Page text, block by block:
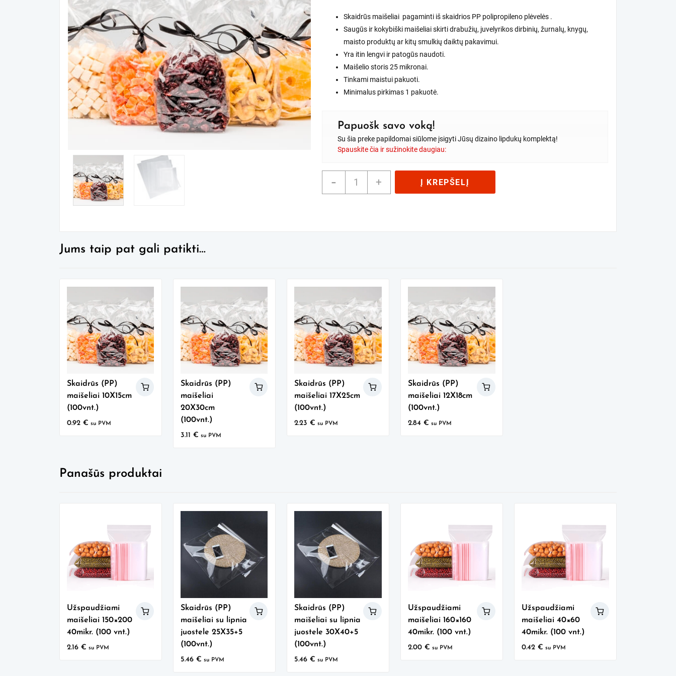
Skaidrūs maišeliai pagaminti iš skaidrios PP polipropileno plėvelės .
Saugūs ir kokybiški maišeliai skirti drabužių, juvelyrikos dirbinių, žurnalų, knygų,
maisto produktų ar kitų smulkių daiktų pakavimui.
Yra itin lengvi ir patogūs naudoti.
Maišelio storis 25 mikronai.
Tinkami maistui pakuoti.
Minimalus pirkimas 1 pakuotė.
Papuošk savo voką!
Su šia preke papildomai siūlome įsigyti Jūsų dizaino lipdukų komplektą!
Spauskite čia ir sužinokite daugiau:
-
kiekis:
Skaidrūs
+ Į KREPŠELĮ
Jums taip pat gali patikti…
Skaidrūs (PP)
maišeliai 10X15cm
(100vnt.)
0.92€ su PVM
Skaidrūs (PP)
maišeliai
20X30cm
(100vnt.)
3.11€ su PVM
Skaidrūs (PP)
maišeliai 17X25cm
(100vnt.)
2.23€ su PVM
Skaidrūs (PP)
maišeliai 12X18cm
(100vnt.)
2.84€ su PVM
Panašūs produktai
Užspaudžiami
maišeliai 150×200
40mikr. (100 vnt.)
2.16€ su PVM
Skaidrūs (PP)
maišeliai su lipnia
juostele 25X35+5
(100vnt.)
5.46€ su PVM
Skaidrūs (PP)
maišeliai su lipnia
juostele 30X40+5
(100vnt.)
5.46€ su PVM
Užspaudžiami
maišeliai 160×160
40mikr. (100 vnt.)
2.00€ su PVM
Užspaudžiami
maišeliai 40×60
40mikr. (100 vnt.)
0.42€ su PVM